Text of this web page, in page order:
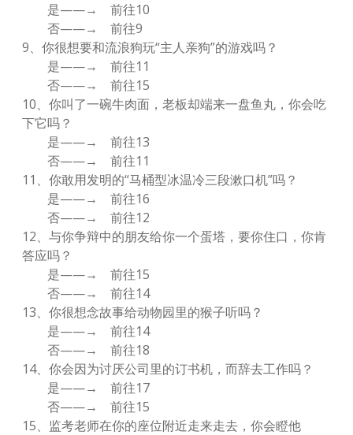
是——→ 前往10
否——→ 前往9
9、你很想要和流浪狗玩“主人亲狗”的游戏吗？
是——→ 前往11
否——→ 前往15
10、你叫了一碗牛肉面，老板却端来一盘鱼丸，你会吃
下它吗？
是——→ 前往13
否——→ 前往11
11、你敢用发明的“马桶型冰温冷三段漱口机”吗？
是——→ 前往16
否——→ 前往12
12、与你争辩中的朋友给你一个蛋塔，要你住口，你肯
答应吗？
是——→ 前往15
否——→ 前往14
13、你很想念故事给动物园里的猴子听吗？
是——→ 前往14
否——→ 前往18
14、你会因为讨厌公司里的订书机，而辞去工作吗？
是——→ 前往17
否——→ 前往15
15、监考老师在你的座位附近走来走去，你会瞪他